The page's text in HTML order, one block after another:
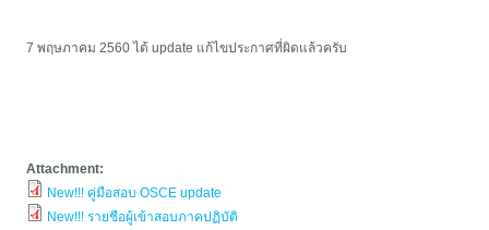
7 พฤษภาคม 2560 ได้ update แก้ไขประกาศที่ผิดแล้วครับ
Attachment:
New!!! คู่มือสอบ OSCE update
New!!! รายชือผู้เข้าสอบภาคปฏิบัติ